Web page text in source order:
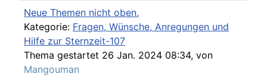
Neue Themen nicht oben.
Kategorie: Fragen, Wünsche, Anregungen und
Hilfe zur Sternzeit-107
Thema gestartet 26 Jan. 2024 08:34, von
Mangouman